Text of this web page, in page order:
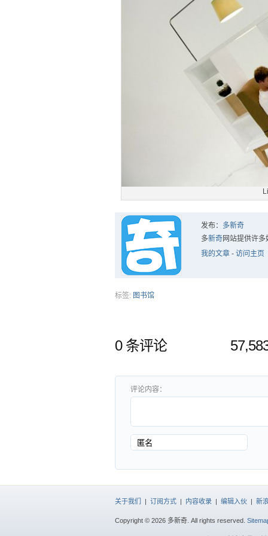
发布： 多新奇
多新奇网站提供许
我的文章 - 访问主页
标签: 图书馆
0 条评论
评论内容：
关于我们 订阅方式 内容收录 编辑入伙 新
Copyright © 2026 多新奇. All rights reserved.